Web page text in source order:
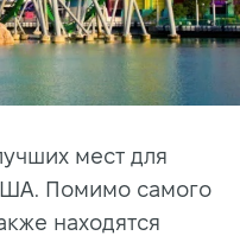
мест для
Помимо самого
находятся